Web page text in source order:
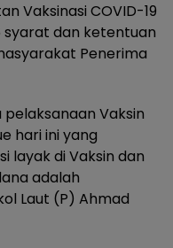
Vaksinasi COVID-19
syarat dan ketentuan
Penerima
Vaksin
hari ini yang
layak di Vaksin dan
adalah
Laut (P) Ahmad